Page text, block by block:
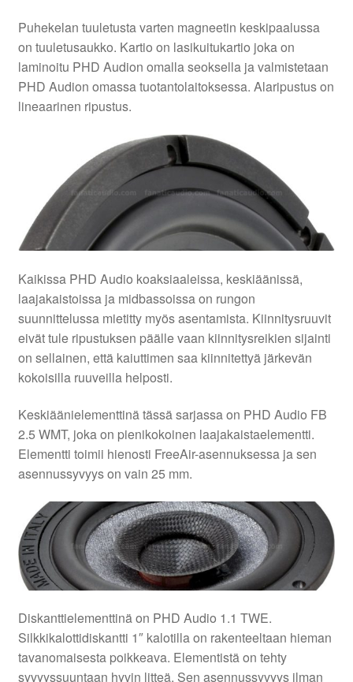
Puhekelan tuuletusta varten magneetin keskipaalussa
on tuuletusaukko. Kartio on lasikuitukartio joka on
laminoitu PHD Audion omalla seoksella ja valmistetaan
PHD Audion omassa tuotantolaitoksessa. Alaripustus on
lineaarinen ripustus.
Kaikissa PHD Audio koaksiaaleissa, keskiäänissä,
laajakaistoissa ja midbassoissa on rungon
suunnittelussa mietitty myös asentamista. Kiinnitysruuvit
eivät tule ripustuksen päälle vaan kiinnitysreikien sijainti
on sellainen, että kaiuttimen saa kiinnitettyä järkevän
kokoisilla ruuveilla helposti.
Keskiäänielementtinä tässä sarjassa on PHD Audio FB
2.5 WMT, joka on pienikokoinen laajakaistaelementti.
Elementti toimii hienosti FreeAir-asennuksessa ja sen
asennussyvyys on vain 25 mm.
Diskanttielementtinä on PHD Audio 1.1 TWE.
Silkkikalottidiskantti 1″ kalotilla on rakenteeltaan hieman
tavanomaisesta poikkeava. Elementistä on tehty
syvyyssuuntaan hyvin litteä. Sen asennussyvyys ilman